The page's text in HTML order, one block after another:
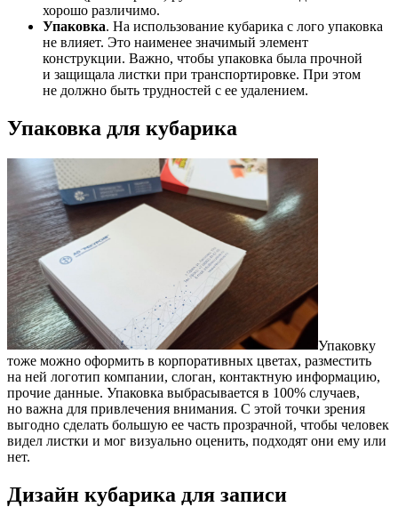
хорошо различимо.
Упаковка. На использование кубарика с лого упаковка
не влияет. Это наименее значимый элемент
конструкции. Важно, чтобы упаковка была прочной
и защищала листки при транспортировке. При этом
не должно быть трудностей с ее удалением.
Упаковка для кубарика
Упаковку
тоже можно оформить в корпоративных цветах, разместить
на ней логотип компании, слоган, контактную информацию,
прочие данные. Упаковка выбрасывается в 100% случаев,
но важна для привлечения внимания. С этой точки зрения
выгодно сделать большую ее часть прозрачной, чтобы человек
видел листки и мог визуально оценить, подходят они ему или
нет.
Дизайн кубарика для записи